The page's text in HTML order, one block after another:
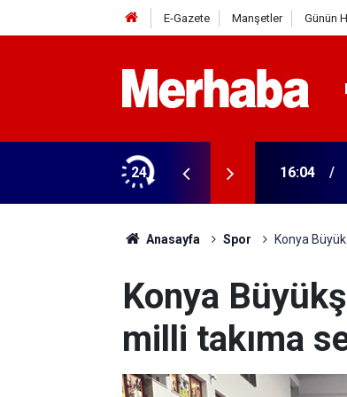
E-Gazete Manşetler Günün
24
313 beygir motoru var 16:04
Anasayfa Spor Konya
Konya
milli takıma